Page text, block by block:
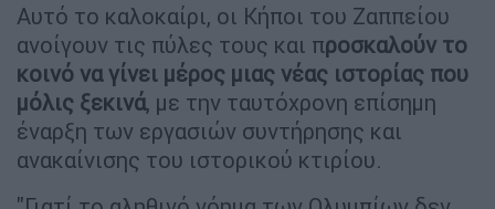
Αυτό το καλοκαίρι, οι Κήποι του Ζαππείου
ανοίγουν τις πύλες τους και προσκαλούν το
κοινό να γίνει μέρος μιας νέας ιστορίας που
μόλις ξεκινά, με την ταυτόχρονη επίσημη
έναρξη των εργασιών συντήρησης και
ανακαίνισης του ιστορικού κτιρίου.